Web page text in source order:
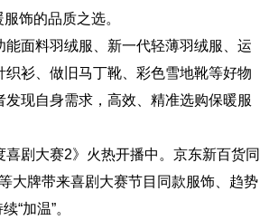
饰的品质之选。
面料羽绒服、新一代轻薄羽绒服、运
衫、做旧马丁靴、彩色雪地靴等好物
现自身需求，高效、精准选购保暖服
剧大赛2》火热开播中。京东新百货同
大牌带来喜剧大赛节目同款服饰、趋势
“加温”。